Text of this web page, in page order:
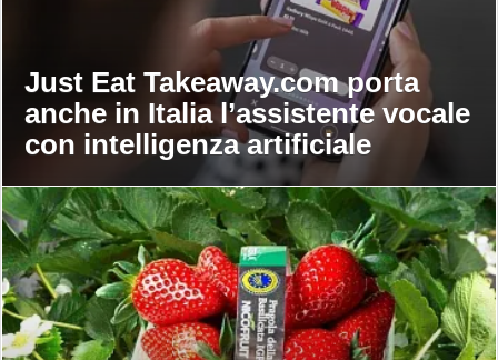
Just Eat Takeaway.com porta
anche in Italia l’assistente vocale
con intelligenza artificiale